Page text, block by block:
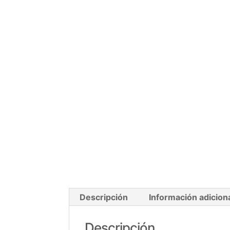
Descripción Información